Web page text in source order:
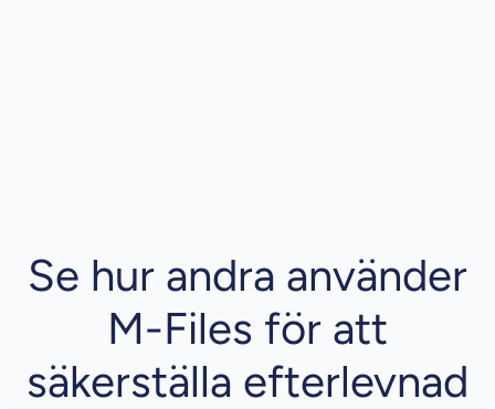
Se hur andra använder
M-Files för att
säkerställa efterlevnad